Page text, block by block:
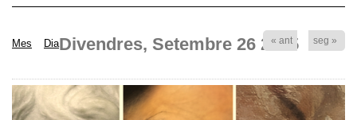
Mes Dia « ant
Divendres, Setembre 26 2025 seg »